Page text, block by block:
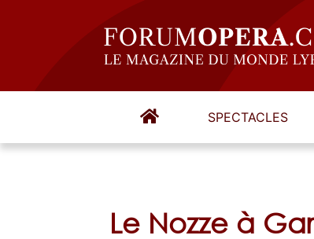
SPECTACLES
Le Nozze à